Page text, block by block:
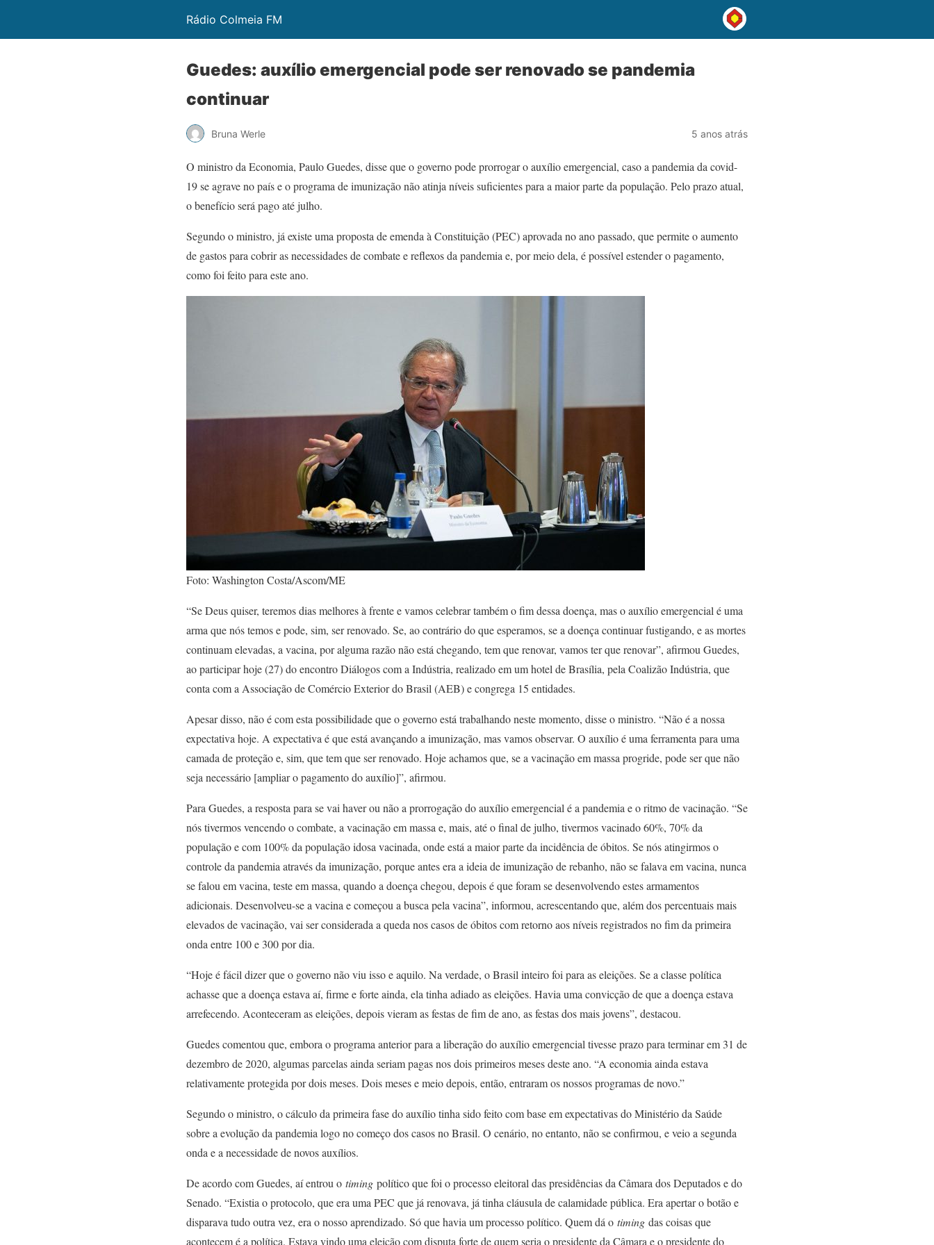
Rádio Colmeia FM
Guedes: auxílio emergencial pode ser renovado se pandemia
continuar
Bruna Werle 5 anos atrás
O ministro da Economia, Paulo Guedes, disse que o governo pode prorrogar o auxílio emergencial, caso a pandemia da covid-
19 se agrave no país e o programa de imunização não atinja níveis suficientes para a maior parte da população. Pelo prazo atual,
o benefício será pago até julho.
Segundo o ministro, já existe uma proposta de emenda à Constituição (PEC) aprovada no ano passado, que permite o aumento
de gastos para cobrir as necessidades de combate e reflexos da pandemia e, por meio dela, é possível estender o pagamento,
como foi feito para este ano.
Foto: Washington Costa/Ascom/ME
“Se Deus quiser, teremos dias melhores à frente e vamos celebrar também o fim dessa doença, mas o auxílio emergencial é uma
arma que nós temos e pode, sim, ser renovado. Se, ao contrário do que esperamos, se a doença continuar fustigando, e as mortes
continuam elevadas, a vacina, por alguma razão não está chegando, tem que renovar, vamos ter que renovar”, afirmou Guedes,
ao participar hoje (27) do encontro Diálogos com a Indústria, realizado em um hotel de Brasília, pela Coalizão Indústria, que
conta com a Associação de Comércio Exterior do Brasil (AEB) e congrega 15 entidades.
Apesar disso, não é com esta possibilidade que o governo está trabalhando neste momento, disse o ministro. “Não é a nossa
expectativa hoje. A expectativa é que está avançando a imunização, mas vamos observar. O auxílio é uma ferramenta para uma
camada de proteção e, sim, que tem que ser renovado. Hoje achamos que, se a vacinação em massa progride, pode ser que não
seja necessário [ampliar o pagamento do auxílio]”, afirmou.
Para Guedes, a resposta para se vai haver ou não a prorrogação do auxílio emergencial é a pandemia e o ritmo de vacinação. “Se
nós tivermos vencendo o combate, a vacinação em massa e, mais, até o final de julho, tivermos vacinado 60%, 70% da
população e com 100% da população idosa vacinada, onde está a maior parte da incidência de óbitos. Se nós atingirmos o
controle da pandemia através da imunização, porque antes era a ideia de imunização de rebanho, não se falava em vacina, nunca
se falou em vacina, teste em massa, quando a doença chegou, depois é que foram se desenvolvendo estes armamentos
adicionais. Desenvolveu-se a vacina e começou a busca pela vacina”, informou, acrescentando que, além dos percentuais mais
elevados de vacinação, vai ser considerada a queda nos casos de óbitos com retorno aos níveis registrados no fim da primeira
onda entre 100 e 300 por dia.
“Hoje é fácil dizer que o governo não viu isso e aquilo. Na verdade, o Brasil inteiro foi para as eleições. Se a classe política
achasse que a doença estava aí, firme e forte ainda, ela tinha adiado as eleições. Havia uma convicção de que a doença estava
arrefecendo. Aconteceram as eleições, depois vieram as festas de fim de ano, as festas dos mais jovens”, destacou.
Guedes comentou que, embora o programa anterior para a liberação do auxílio emergencial tivesse prazo para terminar em 31 de
dezembro de 2020, algumas parcelas ainda seriam pagas nos dois primeiros meses deste ano. “A economia ainda estava
relativamente protegida por dois meses. Dois meses e meio depois, então, entraram os nossos programas de novo.”
Segundo o ministro, o cálculo da primeira fase do auxílio tinha sido feito com base em expectativas do Ministério da Saúde
sobre a evolução da pandemia logo no começo dos casos no Brasil. O cenário, no entanto, não se confirmou, e veio a segunda
onda e a necessidade de novos auxílios.
De acordo com Guedes, aí entrou o timing político que foi o processo eleitoral das presidências da Câmara dos Deputados e do
Senado. “Existia o protocolo, que era uma PEC que já renovava, já tinha cláusula de calamidade pública. Era apertar o botão e
disparava tudo outra vez, era o nosso aprendizado. Só que havia um processo político. Quem dá o timing das coisas que
acontecem é a política. Estava vindo uma eleição com disputa forte de quem seria o presidente da Câmara e o presidente do